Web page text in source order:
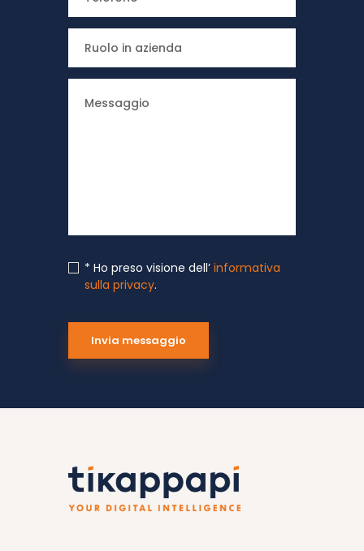
* Ho preso visione dell’ informativa
sulla privacy.